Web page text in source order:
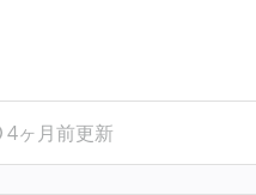
4ヶ月前更新